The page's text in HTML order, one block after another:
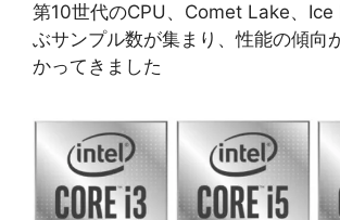
第10世代のCPU、Comet Lake、Ice
ぶサンプル数が集まり、性能の傾向
かってきました